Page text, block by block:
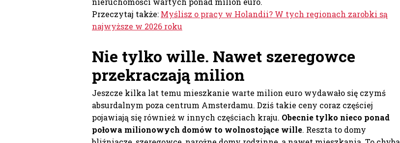
Przeczytaj także: Myślisz o pracy w Holandii? W tych regionach zarobki są
najwyższe w 2026 roku
Nie tylko wille. Nawet szeregowce
przekraczają milion
Jeszcze kilka lat temu mieszkanie warte milion euro wydawało się czymś
absurdalnym poza centrum Amsterdamu. Dziś takie ceny coraz częściej
pojawiają się również w innych częściach kraju. Obecnie tylko nieco ponad
połowa milionowych domów to wolnostojące wille. Reszta to domy